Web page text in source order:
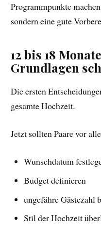
Programmpunkte
sondern eine gute
12 bis 18
Grundlagen
Die ersten
gesamte Hochzeit.
Jetzt sollten Paare vor
Wunschdatum
Budget definieren
ungefähre Gästezahl
Stil der Hochzeit